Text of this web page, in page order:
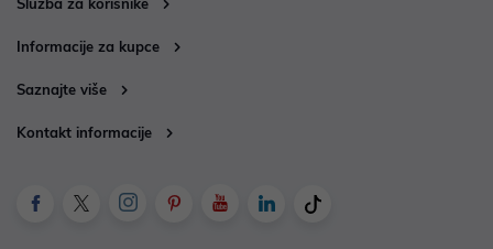
Služba za korisnike
Informacije za kupce
Saznajte više
Kontakt informacije